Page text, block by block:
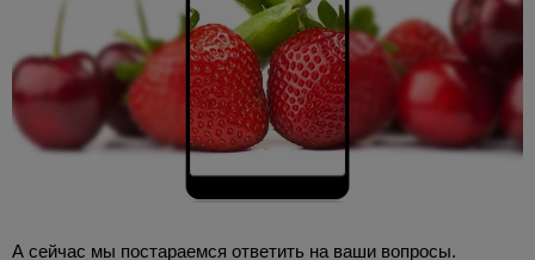
А сейчас мы постараемся ответить на ваши вопросы.